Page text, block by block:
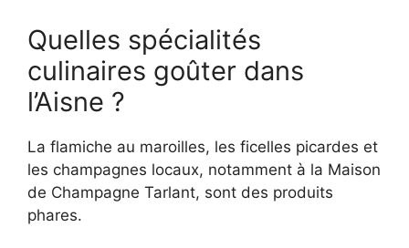
Quelles spécialités
culinaires goûter dans
l’Aisne ?
La flamiche au maroilles, les ficelles picardes et
les champagnes locaux, notamment à la Maison
de Champagne Tarlant, sont des produits
phares.